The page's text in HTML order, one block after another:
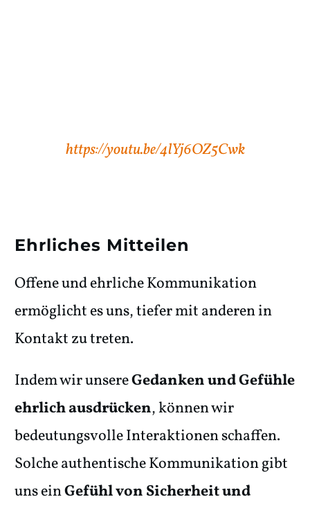
https://youtu.be/4lYj6OZ5Cwk
Ehrliches Mitteilen
Offene und ehrliche Kommunikation
ermöglicht es uns, tiefer mit anderen in
Kontakt zu treten.
Indem wir unsereGedanken und Gefühle
ehrlich ausdrücken, können wir
bedeutungsvolle Interaktionen schaffen.
Solche authentische Kommunikation gibt
uns einGefühl von Sicherheit und